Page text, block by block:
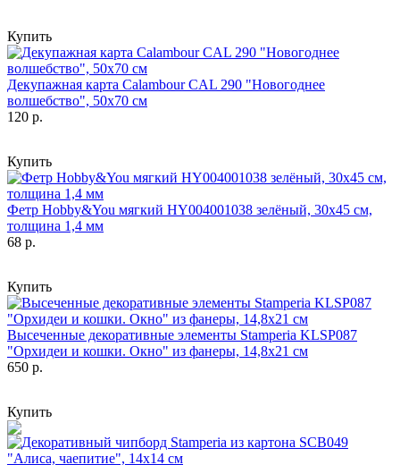
Купить
Декупажная карта Calambour CAL 290 "Новогоднее
волшебство", 50х70 см
120 р.
Купить
Фетр Hobby&You мягкий HY004001038 зелёный, 30х45 см,
толщина 1,4 мм
68 р.
Купить
Высеченные декоративные элементы Stamperia KLSP087
"Орхидеи и кошки. Окно" из фанеры, 14,8х21 см
650 р.
Купить